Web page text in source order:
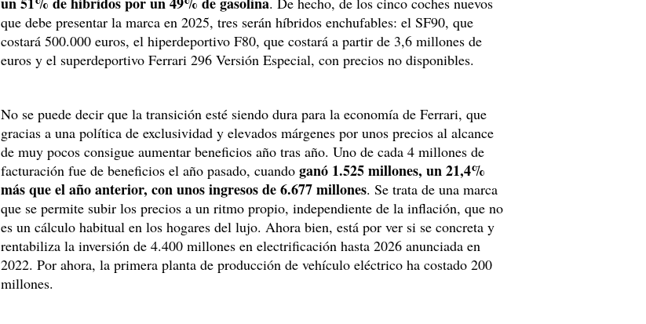
que debe presentar la marca en 2025, tres serán híbridos enchufables: el SF90, que
costará 500.000 euros, el hiperdeportivo F80, que costará a partir de 3,6 millones de
euros y el superdeportivo Ferrari 296 Versión Especial, con precios no disponibles.
No se puede decir que la transición esté siendo dura para la economía de Ferrari, que
gracias a una política de exclusividad y elevados márgenes por unos precios al alcance
de muy pocos consigue aumentar beneficios año tras año. Uno de cada 4 millones de
facturación fue de beneficios el año pasado, cuando ganó 1.525 millones, un 21,4%
más que el año anterior, con unos ingresos de 6.677 millones. Se trata de una marca
que se permite subir los precios a un ritmo propio, independiente de la inflación, que no
es un cálculo habitual en los hogares del lujo. Ahora bien, está por ver si se concreta y
rentabiliza la inversión de 4.400 millones en electrificación hasta 2026 anunciada en
2022. Por ahora, la primera planta de producción de vehículo eléctrico ha costado 200
millones.